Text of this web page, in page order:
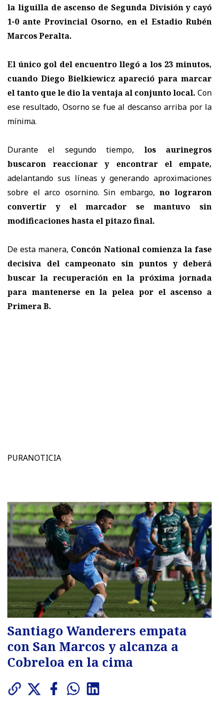
la liguilla de ascenso de Segunda División y cayó
1-0 ante Provincial Osorno, en el Estadio Rubén
Marcos Peralta.
El único gol del encuentro llegó a los 23 minutos,
cuando Diego Bielkiewicz apareció para marcar
el tanto que le dio la ventaja al conjunto local. Con
ese resultado, Osorno se fue al descanso arriba por la
mínima.
Durante el segundo tiempo, los aurinegros
buscaron reaccionar y encontrar el empate,
adelantando sus líneas y generando aproximaciones
sobre el arco osornino. Sin embargo,no lograron
convertir y el marcador se mantuvo sin
modificaciones hasta el pitazo final.
De esta manera, Concón National comienza la fase
decisiva del campeonato sin puntos y deberá
buscar la recuperación en la próxima jornada
para mantenerse en la pelea por el ascenso a
Primera B.
PURANOTICIA
Santiago Wanderers empata
con San Marcos y alcanza a
Cobreloa en la cima